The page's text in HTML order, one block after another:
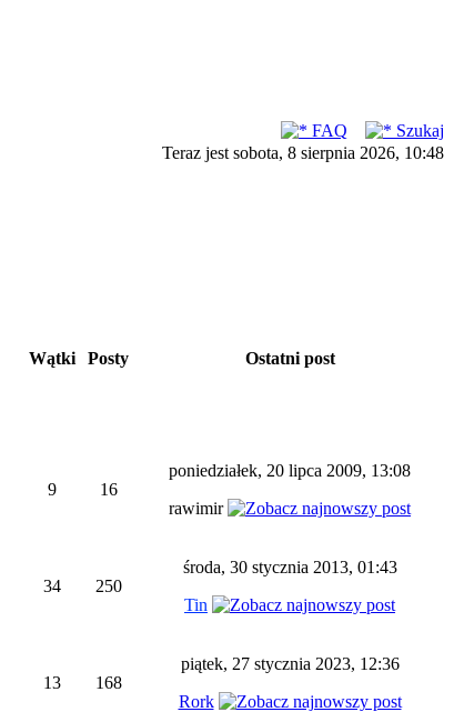
FAQ
Szukaj
Teraz jest sobota, 8 sierpnia 2026, 10:48
Wątki Posty Ostatni post
9 16
poniedziałek, 20 lipca 2009, 13:08
rawimir
34 250
środa, 30 stycznia 2013, 01:43
Tin
13 168
piątek, 27 stycznia 2023, 12:36
Rork